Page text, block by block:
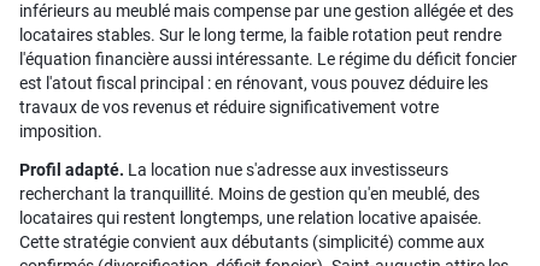
inférieurs au meublé mais compense par une gestion allégée et des
locataires stables. Sur le long terme, la faible rotation peut rendre
l'équation financière aussi intéressante. Le régime du déficit foncier
est l'atout fiscal principal : en rénovant, vous pouvez déduire les
travaux de vos revenus et réduire significativement votre
imposition.
Profil adapté. La location nue s'adresse aux investisseurs
recherchant la tranquillité. Moins de gestion qu'en meublé, des
locataires qui restent longtemps, une relation locative apaisée.
Cette stratégie convient aux débutants (simplicité) comme aux